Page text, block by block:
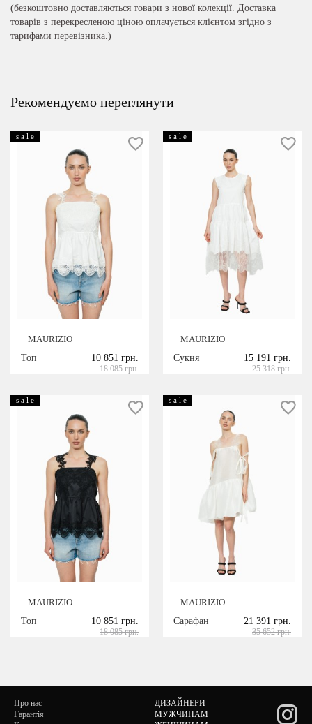
(безкоштовно доставляються товари з нової колекції. Доставка
товарів з перекресленою ціною оплачується клієнтом згідно з
тарифами перевізника.)
Рекомендуємо переглянути
s a l e
MAURIZIO
Топ
10 851 грн.
18 085 грн.
s a l e
MAURIZIO
Сукня
15 191 грн.
25 318 грн.
s a l e
MAURIZIO
Топ
10 851 грн.
18 085 грн.
s a l e
MAURIZIO
Сарафан
21 391 грн.
35 652 грн.
Про нас
Гарантія
ДИЗАЙНЕРИ
МУЖЧИНАМ